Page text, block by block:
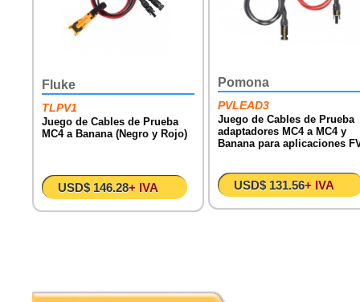
Fluke
TLPV1
Juego de Cables de Prueba
MC4 a Banana (Negro y Rojo)
USD$ 146.28+ IVA
Pomona
PVLEAD3
Juego de Cables de Prueba
adaptadores MC4 a MC4 y
Banana para aplicaciones
USD$ 131.56+ IVA